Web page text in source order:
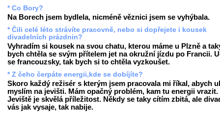
* Co Bory?
Na Borech jsem bydlela, nicméně věznici jsem se vyhýbala.
* Čili celé léto strávíte pracovně, nebo si dopřejete i kousek
divadelních prázdnin?
Vyhradím si kousek na svou chatu, kterou máme u Plzně a
bych chtěla se svým přítelem jet na okružní jízdu po Francii.
se francouzsky, tak bych si to chtěla vyzkoušet.
* Z čeho čerpáte energii,kde se dobíjíte?
Skoro každý režisér s kterým jsem pracovala mi říkal, abych
myslím na jevišti. Mám opačný problém, kam tu energii vrazit.
Jeviště je skvělá příležitost. Někdy se taky cítím zbitá, ale
vás jak vysaje, tak nabije.